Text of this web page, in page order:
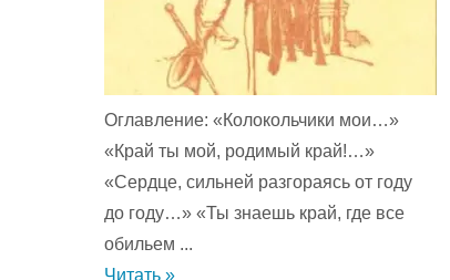
Оглавление: «Колокольчики мои…»
«Край ты мой, родимый край!…»
«Сердце, сильней разгораясь от году
до году…» «Ты знаешь край, где все
обильем ...
Читать »